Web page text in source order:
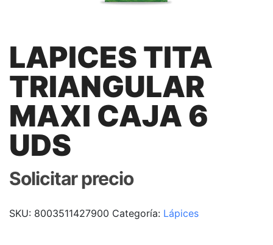
LAPICES TITA
TRIANGULAR
MAXI CAJA 6
UDS
Solicitar precio
SKU: 8003511427900 Categoría: Lápices